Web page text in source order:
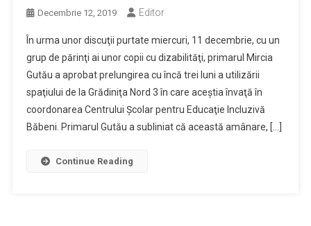
Decembrie 12, 2019 Editor
În urma unor discuţii purtate miercuri, 11 decembrie, cu un
grup de părinţi ai unor copii cu dizabilităţi, primarul Mircia
Gutău a aprobat prelungirea cu încă trei luni a utilizării
spaţiului de la Grădiniţa Nord 3 în care aceştia învaţă în
coordonarea Centrului Şcolar pentru Educaţie Incluzivă
Băbeni. Primarul Gutău a subliniat că această amânare, […]
Continue Reading